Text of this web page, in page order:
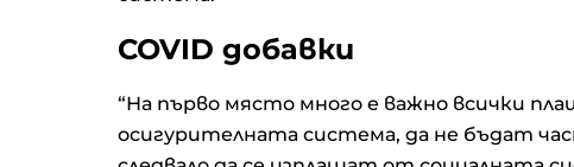
COVID добавки
“На първо място много е важно всички
осигурителната система, да не бъдат